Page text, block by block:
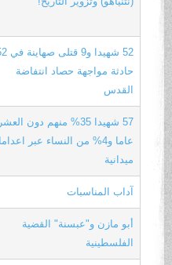
52 شهيدا و9 قتلى صهاينة في 6252
حادثة مواجهة حصاد انتفاضة
القدس
57 شهيدا 35% منهم دون العشرين
عاما و4% من النساء عبر اعدامات
ميدانية
آداب المناسبات
أبو مازن و"عبسنة" القضية
الفلسطينية